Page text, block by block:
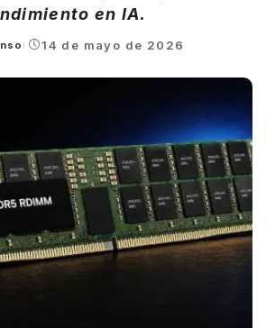
en IA.
14 de mayo de 2026